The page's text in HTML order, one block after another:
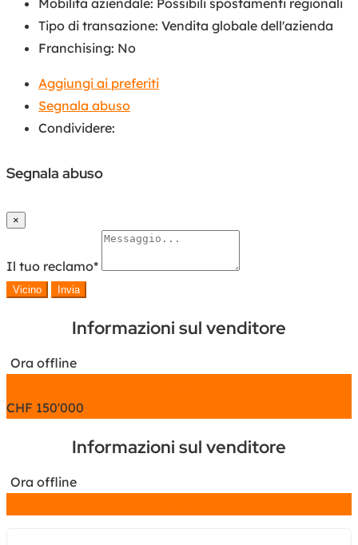
Tipo di transazione: Vendita globale dell'azienda
Franchising: No
Aggiungi ai preferiti
Segnala abuso
Condividere:
Segnala abuso
×
Il tuo reclamo*
Vicino Invia
Informazioni sul venditore
Ora offline
CHF 150'000
Informazioni sul venditore
Ora offline